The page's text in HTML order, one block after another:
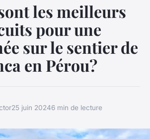
les meilleurs
pour une
sur le sentier de
en Pérou?
25 juin 20246 min de lecture